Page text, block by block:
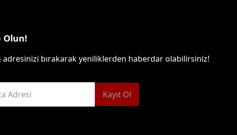
Olun!
adresinizi bırakarak yeniliklerden haberdar olabilirsiniz!
Adresi Kayıt Ol